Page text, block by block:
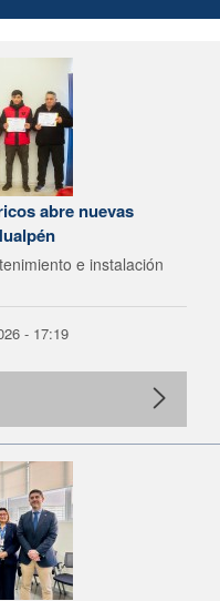
abre nuevas
e instalación
- 17:19